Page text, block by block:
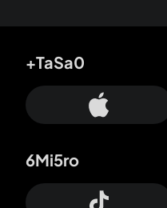
+TaSa0
6Mi5ro